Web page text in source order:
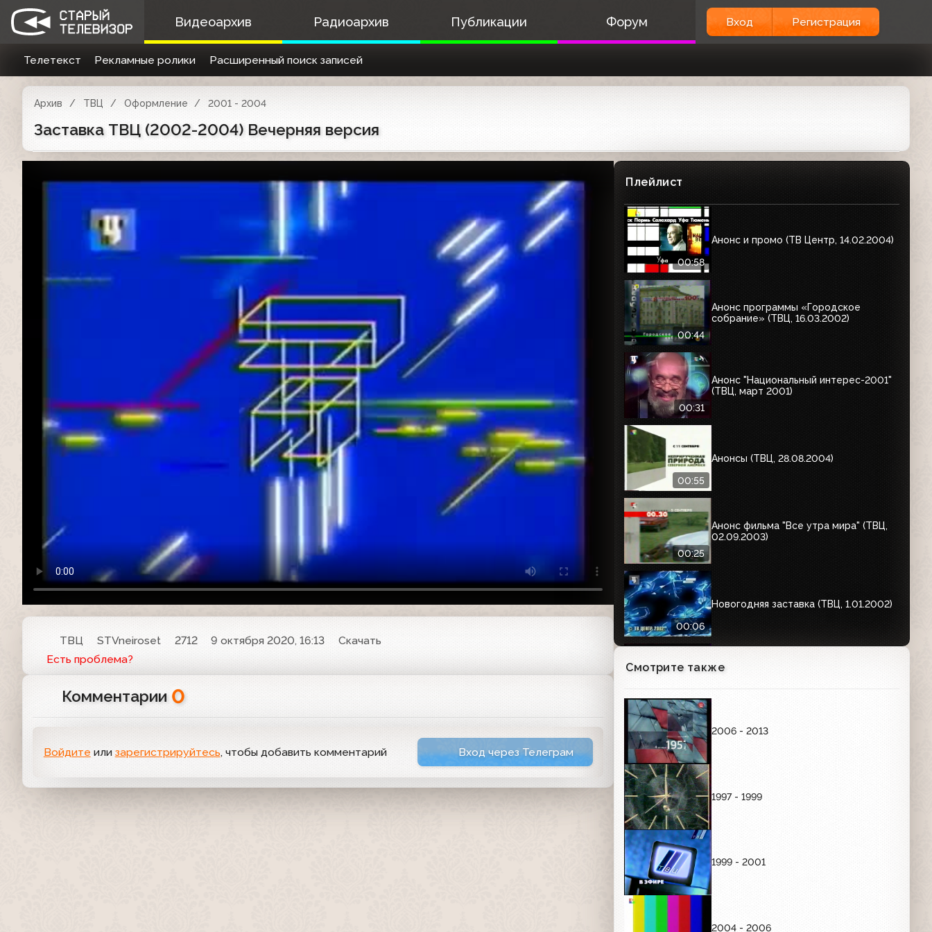
Видеоархив Радиоархив Публикации Форум Вход Регистрация
Телетекст Рекламные ролики Расширенный поиск записей
Архив ТВЦ Оформление 2001 - 2004
Заставка ТВЦ (2002-2004) Вечерняя версия
ТВЦ STVneiroset 2712 9 октября 2020, 16:13
Скачать
Есть проблема?
Комментарии 0
Войдите или зарегистрируйтесь, чтобы добавить комментарий Вход через Телеграм
Плейлист
00:58
Анонс и промо (ТВ Центр, 14.02.2004)
00:44
Анонс программы «Городское
собрание» (ТВЦ, 16.03.2002)
00:31
Анонс "Национальный интерес-2001"
(ТВЦ, март 2001)
00:55
Анонсы (ТВЦ, 28.08.2004)
00:25
Анонс фильма "Все утра мира" (ТВЦ,
02.09.2003)
00:06
Новогодняя заставка (ТВЦ, 1.01.2002)
00:17
Новогодняя статичная заставка (ТВЦ,
ЗАСТАВКИ РЕКЛАМЫ
Утром использовалась заставка с лимоном, днём с
перцем, вечером с цветком и ночью - с клубникой. Они
продержались до лета 2004 года даже после смены
логотипа, которая была в январе: все 4 цвета
оформления объединили.
00:05
День
Смотрите также
2006 - 2013
1997 - 1999
1999 - 2001
2004 - 2006